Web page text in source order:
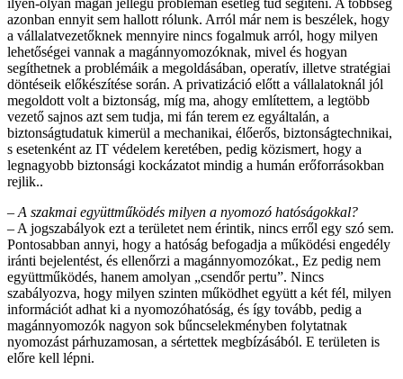
azonban ennyit sem hallott rólunk. Arról már nem is beszélek, hogy
a vállalatvezetőknek mennyire nincs fogalmuk arról, hogy milyen
lehetőségei vannak a magánnyomozóknak, mivel és hogyan
segíthetnek a problémáik a megoldásában, operatív, illetve stratégiai
döntéseik előkészítése során. A privatizáció előtt a vállalatoknál jól
megoldott volt a biztonság, míg ma, ahogy említettem, a legtöbb
vezető sajnos azt sem tudja, mi fán terem ez egyáltalán, a
biztonságtudatuk kimerül a mechanikai, élőerős, biztonságtechnikai,
s esetenként az IT védelem keretében, pedig közismert, hogy a
legnagyobb biztonsági kockázatot mindig a humán erőforrásokban
rejlik..
– A szakmai együttműködés milyen a nyomozó hatóságokkal?
– A jogszabályok ezt a területet nem érintik, nincs erről egy szó sem.
Pontosabban annyi, hogy a hatóság befogadja a működési engedély
iránti bejelentést, és ellenőrzi a magánnyomozókat., Ez pedig nem
együttműködés, hanem amolyan „csendőr pertu”. Nincs
szabályozva, hogy milyen szinten működhet együtt a két fél, milyen
információt adhat ki a nyomozóhatóság, és így tovább, pedig a
magánnyomozók nagyon sok bűncselekményben folytatnak
nyomozást párhuzamosan, a sértettek megbízásából. E területen is
előre kell lépni.